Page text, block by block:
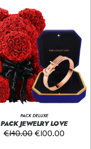
PACK DELUXE
PACK JEWELRY LOVE
€140.00 €100.00